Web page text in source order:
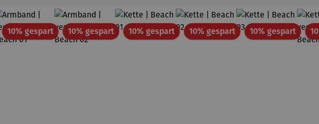
10% gespartRabatt10% gespartRabatt10% gespartRabatt10% gespartRabatt10% gespart